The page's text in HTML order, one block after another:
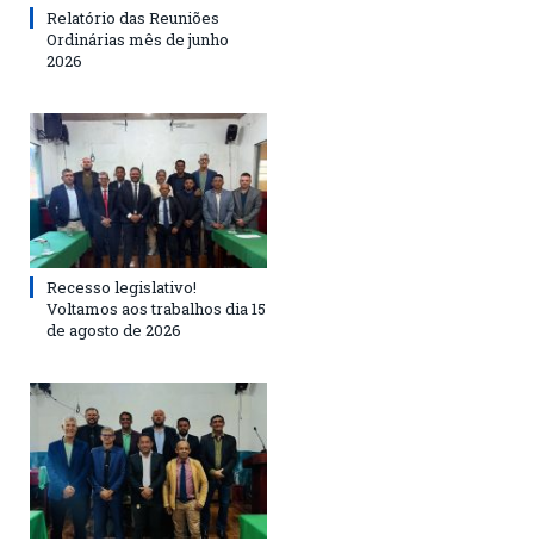
Relatório das Reuniões
Ordinárias mês de junho
2026
Recesso legislativo!
Voltamos aos trabalhos dia 15
de agosto de 2026